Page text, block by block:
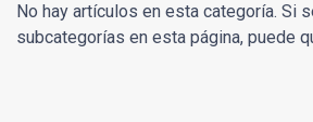
No hay artículos en esta categoría. Si
subcategorías en esta página, puede